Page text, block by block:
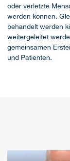
oder verletzte
werden können.
behandelt werden
weitergeleitet
gemeinsamen
und Patienten.